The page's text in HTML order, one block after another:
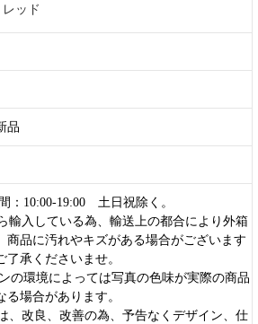
ッド
品
：10:00-19:00 土日祝除く。
輸入している為、輸送上の都合により外箱
商品に汚れやキズがある場合がございます
了承くださいませ。
の環境によっては写真の色味が実際の商品
る場合があります。
、改良、改善の為、予告なくデザイン、仕